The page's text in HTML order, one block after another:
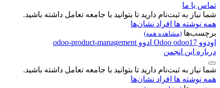
تماس با ما
شما نیاز به ثبت‌نام دارید تا بتوانید با جامعه تعامل داشته باشید.
همه نوشته ها افراد نشان‌ها
برچسب‌ها (مشاهده همه)
اودوو Odoo odoo17 ادوو odoo-product-management
درباره این انجمن
شما نیاز به ثبت‌نام دارید تا بتوانید با جامعه تعامل داشته باشید.
همه نوشته ها افراد نشان‌ها